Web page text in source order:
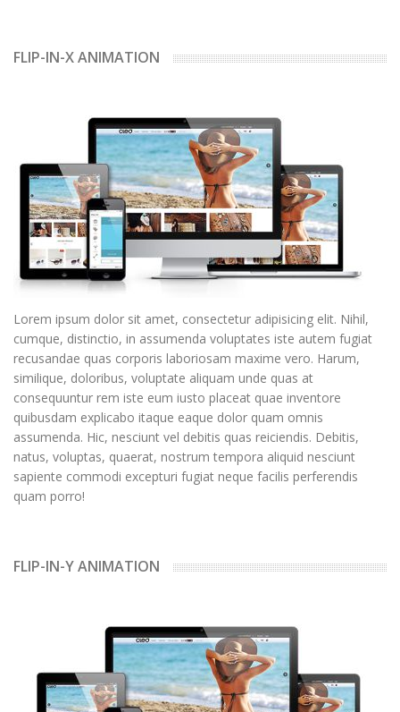
FLIP-IN-X ANIMATION
Lorem ipsum dolor sit amet, consectetur adipisicing elit. Nihil,
cumque, distinctio, in assumenda voluptates iste autem fugiat
recusandae quas corporis laboriosam maxime vero. Harum,
similique, doloribus, voluptate aliquam unde quas at
consequuntur rem iste eum iusto placeat quae inventore
quibusdam explicabo itaque eaque dolor quam omnis
assumenda. Hic, nesciunt vel debitis quas reiciendis. Debitis,
natus, voluptas, quaerat, nostrum tempora aliquid nesciunt
sapiente commodi excepturi fugiat neque facilis perferendis
quam porro!
FLIP-IN-Y ANIMATION